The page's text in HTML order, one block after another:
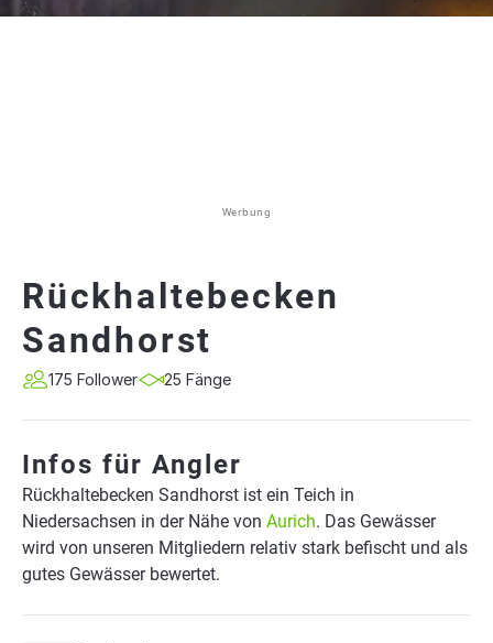
Werbung
Rückhaltebecken
Sandhorst
175 Follower 25 Fänge
Infos für Angler
Rückhaltebecken Sandhorst ist ein Teich in
Niedersachsen in der Nähe von Aurich. Das Gewässer
wird von unseren Mitgliedern relativ stark befischt und als
gutes Gewässer bewertet.